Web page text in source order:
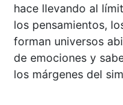
hace llevando al
los pensamientos,
forman universos
de emociones y
los márgenes del